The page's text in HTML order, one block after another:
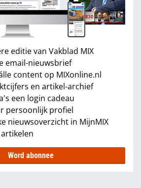
editie van Vakblad MIX
email-nieuwsbrief
content op MIXonline.nl
en artikel-archief
een login cadeau
persoonlijk profiel
nieuwsoverzicht in MijnMIX
Word abonnee